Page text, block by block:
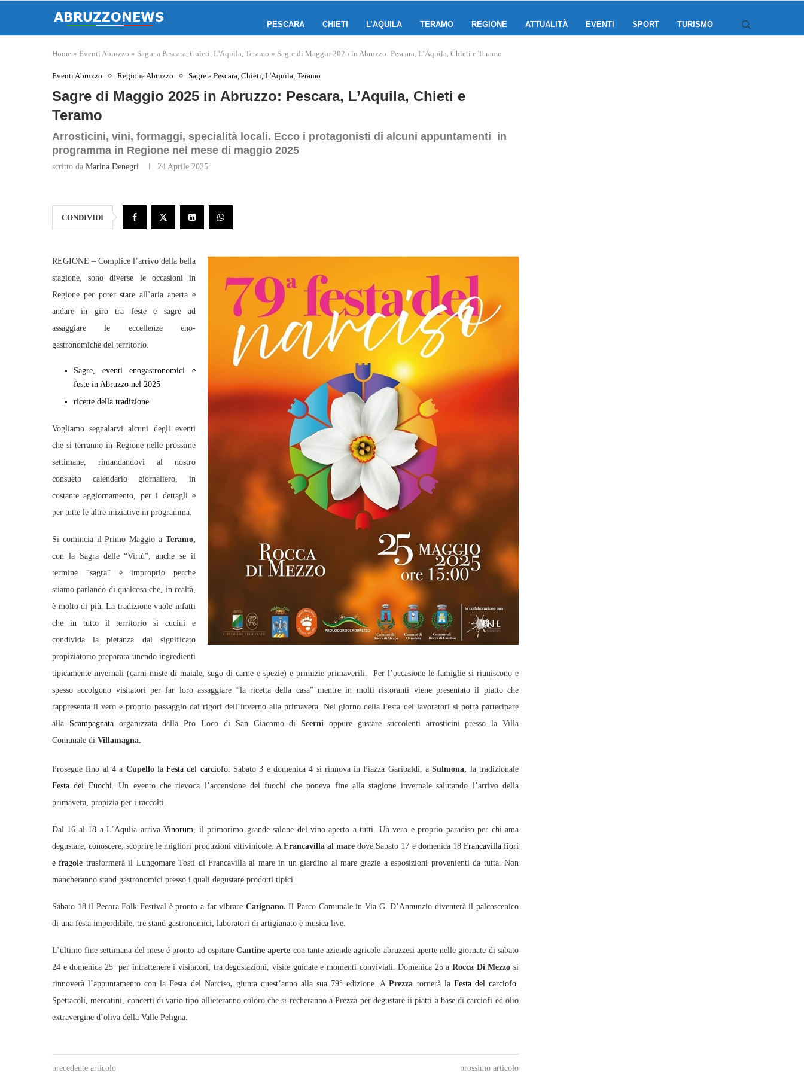
PESCARA CHIETI L’AQUILA TERAMO REGIONE ATTUALITÀ EVENTI SPORT TURISMO
Home » Eventi Abruzzo » Sagre a Pescara, Chieti, L'Aquila, Teramo » Sagre di Maggio 2025 in Abruzzo: Pescara, L’Aquila, Chieti e Teramo
Eventi Abruzzo Regione Abruzzo Sagre a Pescara, Chieti, L'Aquila, Teramo
Sagre di Maggio 2025 in Abruzzo: Pescara, L’Aquila, Chieti e
Teramo
Arrosticini, vini, formaggi, specialità locali. Ecco i protagonisti di alcuni appuntamenti in
programma in Regione nel mese di maggio 2025
scritto da Marina Denegri 24 Aprile 2025
CONDIVIDI
REGIONE – Complice l’arrivo della bella
stagione, sono diverse le occasioni in
Regione per poter stare all’aria aperta e
andare in giro tra feste e sagre ad
assaggiare le eccellenze eno-
gastronomiche del territorio.
Sagre, eventi enogastronomici e
feste in Abruzzo nel 2025
ricette della tradizione
Vogliamo segnalarvi alcuni degli eventi
che si terranno in Regione nelle prossime
settimane, rimandandovi al nostro
consueto calendario giornaliero, in
costante aggiornamento, per i dettagli e
per tutte le altre iniziative in programma.
Si comincia il Primo Maggio a Teramo,
con la Sagra delle “Virtù”, anche se il
termine “sagra” è improprio perchè
stiamo parlando di qualcosa che, in realtà,
è molto di più. La tradizione vuole infatti
che in tutto il territorio si cucini e
condivida la pietanza dal significato
propiziatorio preparata unendo ingredienti
tipicamente invernali (carni miste di maiale, sugo di carne e spezie) e primizie primaverili. Per l’occasione le famiglie si riuniscono e
spesso accolgono visitatori per far loro assaggiare “la ricetta della casa” mentre in molti ristoranti viene presentato il piatto che
rappresenta il vero e proprio passaggio dai rigori dell’inverno alla primavera. Nel giorno della Festa dei lavoratori si potrà partecipare
alla Scampagnataorganizzata dalla Pro Loco di San Giacomo diScerni oppure gustare succolenti arrosticini presso la Villa
Comunale di Villamagna.
Prosegue fino al 4 a CupellolaFesta del carciofo. Sabato 3 e domenica 4 si rinnova in Piazza Garibaldi, aSulmona, la tradizionale
Festa dei Fuochi. Un evento che rievoca l’accensione dei fuochi che poneva fine alla stagione invernale salutando l’arrivo della
primavera, propizia per i raccolti.
Dal 16 al 18 a L’Aqulia arrivaVinorum, il primorimo grande salone del vino aperto a tutti. Un vero e proprio paradiso per chi ama
degustare, conoscere, scoprire le migliori produzioni vitivinicole. A Francavilla al mare dove Sabato 17 e domenica 18 Francavilla fiori
e fragole trasformerà il Lungomare Tosti di Francavilla al mare in un giardino al mare grazie a esposizioni provenienti da tutta. Non
mancheranno stand gastronomici presso i quali degustare prodotti tipici.
Sabato 18 il Pecora Folk Festival è pronto a far vibrare Catignano. Il Parco Comunale in Via G. D’Annunzio diventerà il palcoscenico
di una festa imperdibile, tre stand gastronomici, laboratori di artigianato e musica live.
L’ultimo fine settimana del mese é pronto ad ospitareCantine aperte con tante aziende agricole abruzzesi aperte nelle giornate di sabato
24 e domenica 25 per intrattenere i visitatori, tra degustazioni, visite guidate e momenti conviviali. Domenica 25 aRocca Di Mezzo si
rinnoverà l’appuntamento con la Festa del Narciso, giunta quest’anno alla sua 79° edizione. APrezza tornerà la Festa del carciofo.
Spettacoli, mercatini, concerti di vario tipo allieteranno coloro che si recheranno a Prezza per degustare ii piatti a base di carciofi ed olio
extravergine d’oliva della Valle Peligna.
precedente articolo prossimo articolo